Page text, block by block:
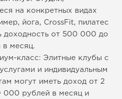
на конкретных видах
йога, CrossFit, пилатес
доходность от 500 000 до
месяц.
класс: Элитные клубы с
и индивидуальным
могут иметь доход от 2
рублей в месяц и